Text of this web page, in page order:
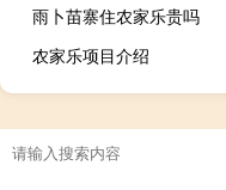
雨卜苗寨住农家乐贵吗
农家乐项目介绍